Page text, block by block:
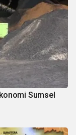
Sumsel